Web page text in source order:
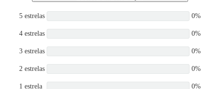
5 estrelas 0%
4 estrelas 0%
3 estrelas 0%
2 estrelas 0%
1 estrela 0%